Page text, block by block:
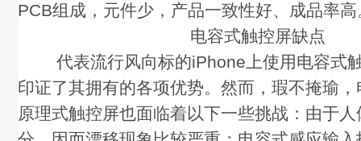
PCB组成，元件少，产品一致性好、成品率高
电容式触控屏缺点
代表流行风向标的iPhone上使用电容式
印证了其拥有的各项优势。然而，瑕不掩瑜
原理式触控屏也面临着以下一些挑战：由于